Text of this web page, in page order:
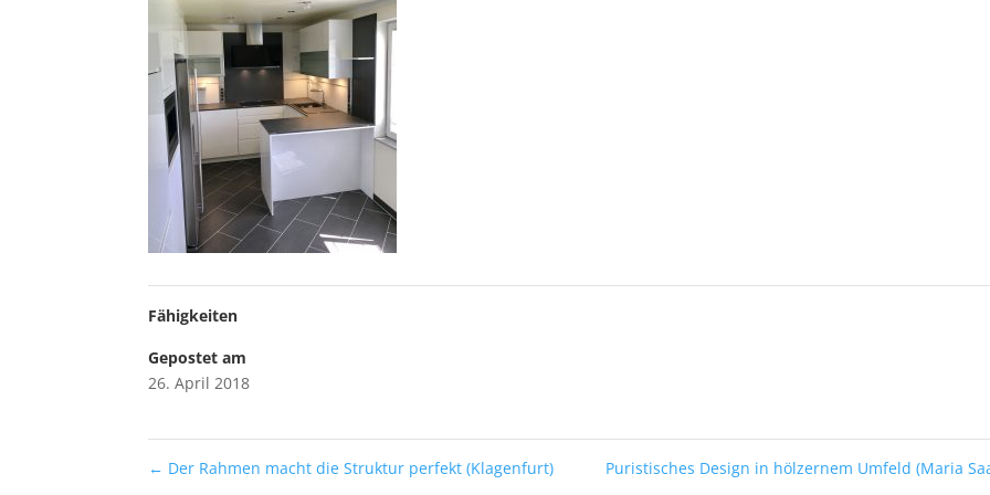
Fähigkeiten
Gepostet am
26. April 2018
← Der Rahmen macht die Struktur perfekt (Klagenfurt) Puristisches Design in hölzernem Umfeld (Maria